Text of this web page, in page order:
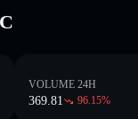
VOLUME 24H
369.81 96.15%